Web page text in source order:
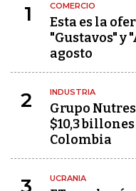
1 COMERCIO
Esta es la
"Gustavos" y
agosto
2 INDUSTRIA
Grupo
$10,3
Colombia
3 UCRANIA